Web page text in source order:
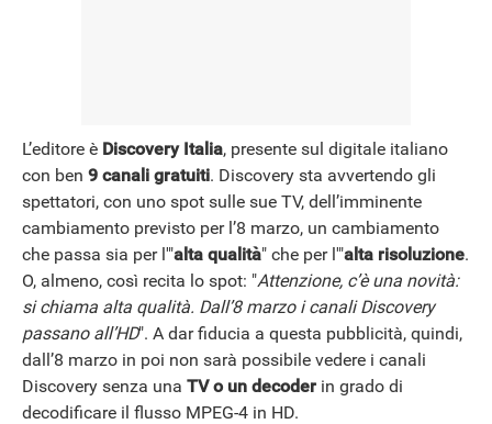
L’editore è Discovery Italia, presente sul digitale italiano
con ben 9 canali gratuiti. Discovery sta avvertendo gli
spettatori, con uno spot sulle sue TV, dell’imminente
cambiamento previsto per l’8 marzo, un cambiamento
che passa sia per l'"alta qualità" che per l'"alta risoluzione.
O, almeno, così recita lo spot: "Attenzione, c’è una novità:
si chiama alta qualità. Dall’8 marzo i canali Discovery
passano all’HD". A dar fiducia a questa pubblicità, quindi,
dall’8 marzo in poi non sarà possibile vedere i canali
Discovery senza una TV o un decoder in grado di
decodificare il flusso MPEG-4 in HD.